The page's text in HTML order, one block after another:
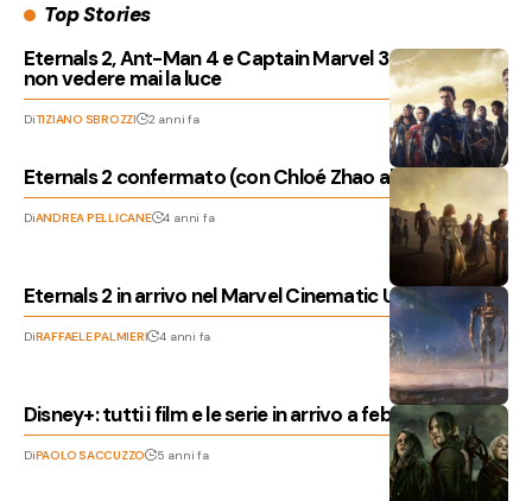
Top Stories
Eternals 2, Ant-Man 4 e Captain Marvel 3 potrebbero
non vedere mai la luce
DiTIZIANO SBROZZI 2 anni fa
Eternals 2 confermato (con Chloé Zhao alla regia)?
DiANDREA PELLICANE 4 anni fa
Eternals 2 in arrivo nel Marvel Cinematic Universe?
DiRAFFAELE PALMIERI 4 anni fa
Disney+: tutti i film e le serie in arrivo a febbraio 2022
DiPAOLO SACCUZZO 5 anni fa